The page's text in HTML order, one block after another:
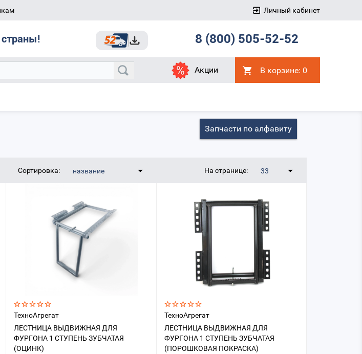
Личный кабинет
8 (800) 505-52-52
Акции В корзине: 0
Запчасти по алфавиту
Сортировка: название На странице: 33
ТехноАгрегат
ЛЕСТНИЦА ВЫДВИЖНАЯ ДЛЯ
ФУРГОНА 1 СТУПЕНЬ ЗУБЧАТАЯ
(ОЦИНК)
ТехноАгрегат
ЛЕСТНИЦА ВЫДВИЖНАЯ ДЛЯ
ФУРГОНА 1 СТУПЕНЬ ЗУБЧАТАЯ
(ПОРОШКОВАЯ ПОКРАСКА)